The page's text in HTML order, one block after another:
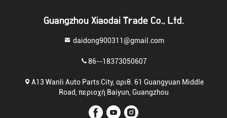
Guangzhou Xiaodai Trade Co., Ltd.
daidong900311@gmail.com
86--18373050607
Α13 Wanli Auto Parts City, αριθ. 61 Guangyuan Middle
Road, περιοχή Baiyun, Guangzhou